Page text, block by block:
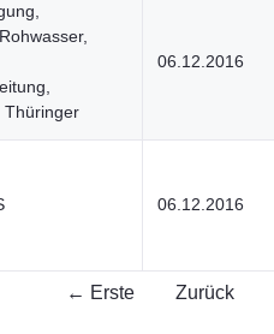
Thüringer
06.12.2016
06.12.2016
← Erste Zurück